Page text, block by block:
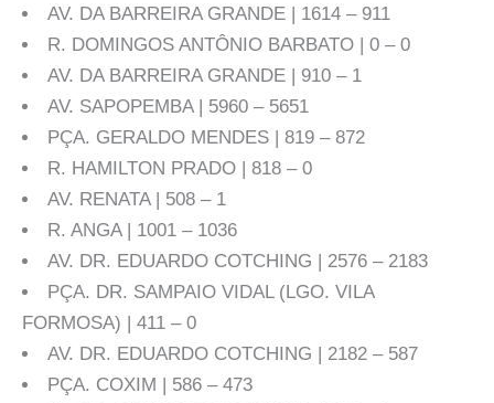
AV. DA BARREIRA GRANDE | 1614 – 911
R. DOMINGOS ANTÔNIO BARBATO | 0 – 0
AV. DA BARREIRA GRANDE | 910 – 1
AV. SAPOPEMBA | 5960 – 5651
PÇA. GERALDO MENDES | 819 – 872
R. HAMILTON PRADO | 818 – 0
AV. RENATA | 508 – 1
R. ANGA | 1001 – 1036
AV. DR. EDUARDO COTCHING | 2576 – 2183
PÇA. DR. SAMPAIO VIDAL (LGO. VILA
FORMOSA) | 411 – 0
AV. DR. EDUARDO COTCHING | 2182 – 587
PÇA. COXIM | 586 – 473